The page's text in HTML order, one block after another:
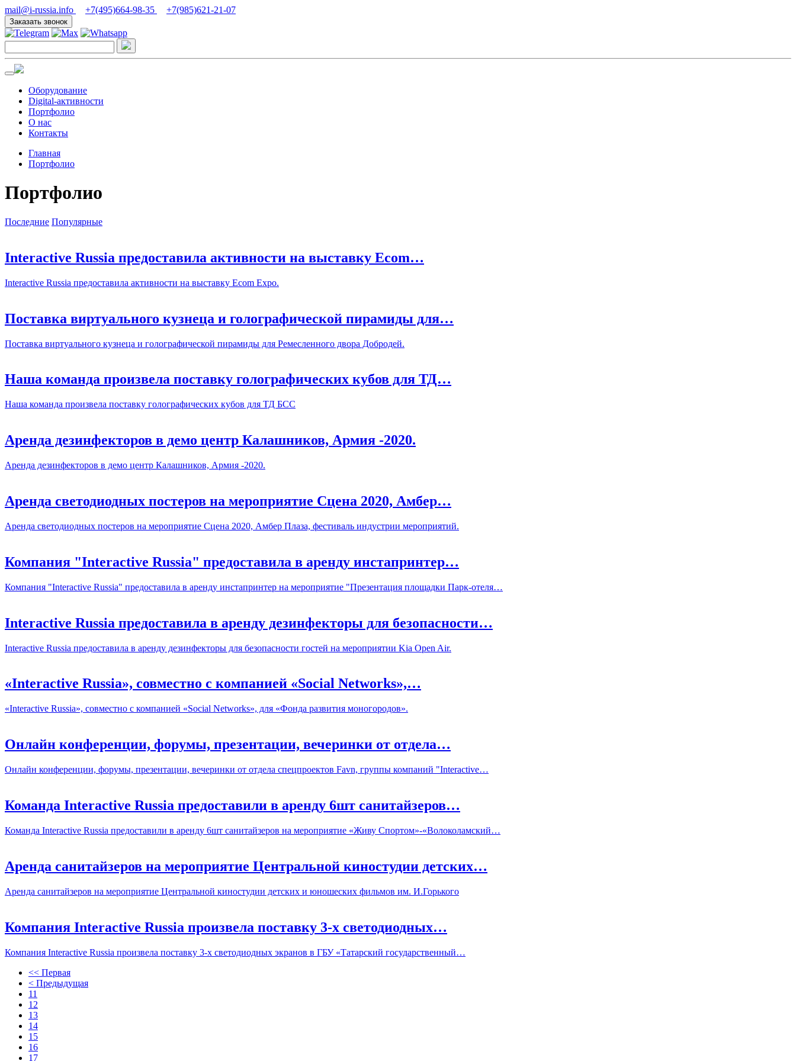
mail@i-russia.info +7(495)664-98-35 +7(985)621-21-07
Заказать звонок
Оборудование
Digital-активности
Портфолио
О нас
Контакты
Главная
Портфолио
Портфолио
Последние Популярные
Interactive Russia предоставила активности на выставку Ecom…
Interactive Russia предоставила активности на выставку Ecom Expo.
Поставка виртуального кузнеца и голографической пирамиды для…
Поставка виртуального кузнеца и голографической пирамиды для Ремесленного двора Добродей.
Наша команда произвела поставку голографических кубов для ТД…
Наша команда произвела поставку голографических кубов для ТД БСС
Аренда дезинфекторов в демо центр Калашников, Армия -2020.
Аренда дезинфекторов в демо центр Калашников, Армия -2020.
Аренда светодиодных постеров на мероприятие Сцена 2020, Амбер…
Аренда светодиодных постеров на мероприятие Сцена 2020, Амбер Плаза, фестиваль индустрии мероприятий.
Компания "Interactive Russia" предоставила в аренду инстапринтер…
Компания "Interactive Russia" предоставила в аренду инстапринтер на мероприятие "Презентация площадки Парк-отеля…
Interactive Russia предоставила в аренду дезинфекторы для безопасности…
Interactive Russia предоставила в аренду дезинфекторы для безопасности гостей на мероприятии Kia Open Air.
«Interactive Russia», совместно с компанией «Social Networks»,…
«Interactive Russia», совместно с компанией «Social Networks», для «Фонда развития моногородов».
Онлайн конференции, форумы, презентации, вечеринки от отдела…
Онлайн конференции, форумы, презентации, вечеринки от отдела спецпроектов Favn, группы компаний "Interactive…
Команда Interactive Russia предоставили в аренду 6шт санитайзеров…
Команда Interactive Russia предоставили в аренду 6шт санитайзеров на мероприятие «Живу Спортом»-«Волоколамский…
Аренда санитайзеров на мероприятие Центральной киностудии детских…
Аренда санитайзеров на мероприятие Центральной киностудии детских и юношеских фильмов им. И.Горького
Компания Interactive Russia произвела поставку 3-х светодиодных…
Компания Interactive Russia произвела поставку 3-х светодиодных экранов в ГБУ «Татарский государственный…
<< Первая
< Предыдущая
11
12
13
14
15
16
17